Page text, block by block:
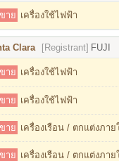
ขาย เครื่องใช้ไฟฟ้า
Clara [Registrant] FUJI
ขาย เครื่องใช้ไฟฟ้า
ขาย เครื่องใช้ไฟฟ้า
ขาย เครื่องเรือน / ตกแต่งภาย
ขาย เครื่องเรือน / ตกแต่งภาย